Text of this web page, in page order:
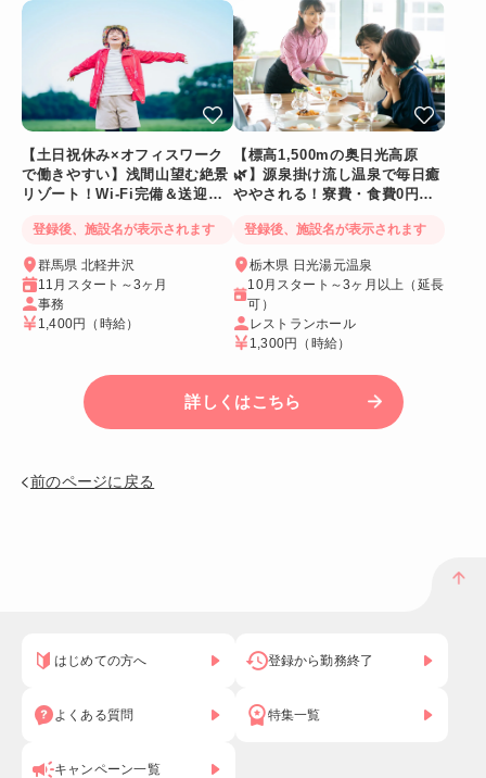
【土日祝休み×オフィスワーク
で働きやすい】浅間山望む絶景
リゾート！Wi-Fi完備＆送迎バ
登録後、施設名が表示されます
群馬県 北軽井沢
11月スタート～3ヶ月
事務
1,400円 （時給）
【標高1,500mの奥日光高原
🌿】源泉掛け流し温泉で毎日癒
ややされる！寮費・食費0円！
登録後、施設名が表示されます
栃木県 日光湯元温泉
10月スタート～3ヶ月以上（延長
可）
レストランホール
1,300円 （時給）
詳しくはこちら
前のページに戻る
はじめての方へ 登録から勤務終了
よくある質問 特集一覧
キャンペーン一覧